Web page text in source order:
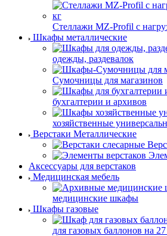
Стеллажи MZ-Profil с
Шкафы металлические
одежды, раздевалок
Сумочницы для магазинов
бухгалтерии и архивов
хозяйственные
Верстаки Металлические
Аксессуары для верстаков
Медицинская мебель
медицинские шкафы
Шкафы газовые
для газовых баллонов на